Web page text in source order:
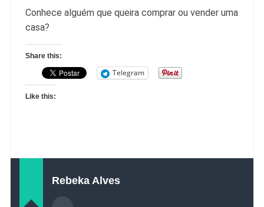
Conhece alguém que queira comprar ou vender uma
casa?
Share this:
Telegram
Like this:
Rebeka Alves